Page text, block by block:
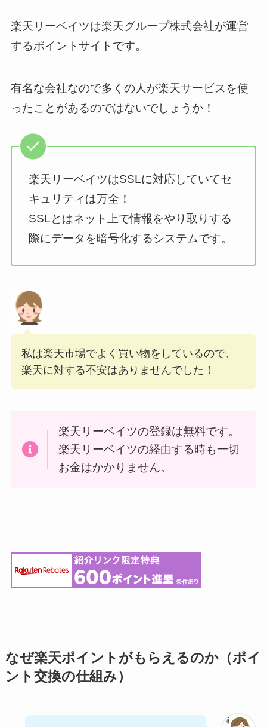
楽天リーベイツは楽天グループ株式会社が運営
するポイントサイトです。
有名な会社なので多くの人が楽天サービスを使
ったことがあるのではないでしょうか！
楽天リーベイツはSSLに対応していてセ
キュリティは万全！
SSLとはネット上で情報をやり取りする
際にデータを暗号化するシステムです。
私は楽天市場でよく買い物をしているので、
楽天に対する不安はありませんでした！
楽天リーベイツの登録は無料です。
楽天リーベイツの経由する時も一切
お金はかかりません。
なぜ楽天ポイントがもらえるのか（ポイ
ント交換の仕組み）